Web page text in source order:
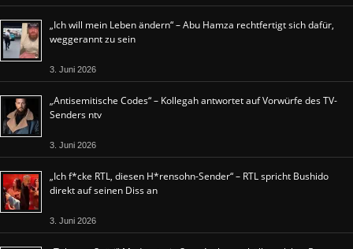
„Ich will mein Leben ändern“ – Abu Hamza rechtfertigt sich dafür,
weggerannt zu sein
3. Juni 2026
„Antisemitische Codes“ – Kollegah antwortet auf Vorwürfe des TV-
Senders ntv
3. Juni 2026
„Ich f*cke RTL, diesen H*rensohn-Sender“ – RTL spricht Bushido
direkt auf seinen Diss an
3. Juni 2026